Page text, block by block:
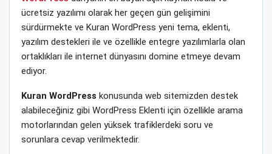
ücretsiz yazılımı olarak her geçen gün gelişimini
sürdürmekte ve Kuran WordPress yeni tema, eklenti,
yazılım destekleri ile ve özellikle entegre yazılımlarla olan
ortaklıkları ile internet dünyasını domine etmeye devam
ediyor.
Kuran WordPress konusunda web sitemizden destek
alabileceğiniz gibi WordPress Eklenti için özellikle arama
motorlarından gelen yüksek trafiklerdeki soru ve
sorunlara cevap verilmektedir.